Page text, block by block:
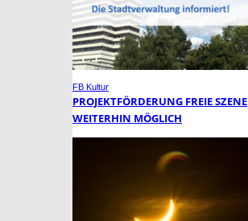
FB Kultur
PROJEKTFÖRDERUNG FREIE SZENE
WEITERHIN MÖGLICH